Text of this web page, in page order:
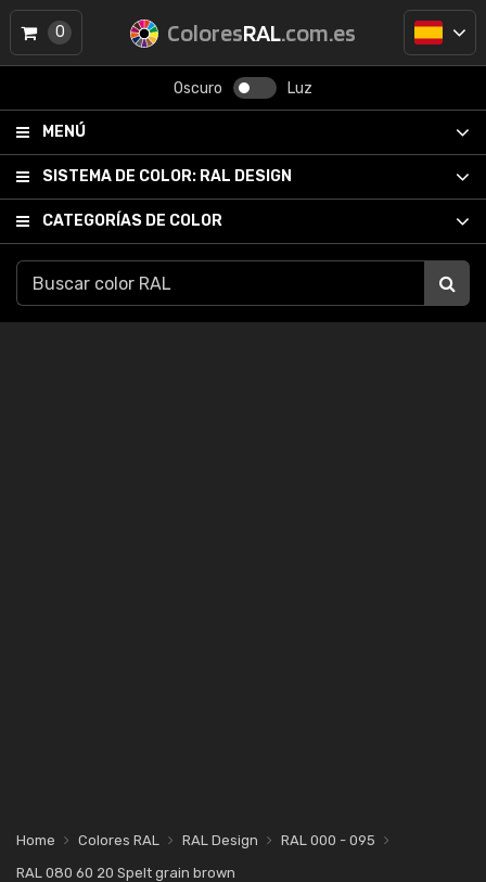
ColoresRAL.com.es
Oscuro Luz
MENÚ
SISTEMA DE COLOR: RAL DESIGN
CATEGORÍAS DE COLOR
0
Home Colores RAL RAL Design
RAL 000 - 095
RAL 080 60 20 Spelt grain brown